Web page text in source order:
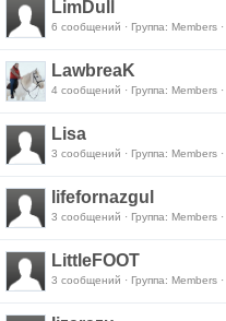
LimDull
6 сообщений · Группа: Members ·
LawbreaK
4 сообщений · Группа: Members ·
Lisa
3 сообщений · Группа: Members ·
lifefornazgul
3 сообщений · Группа: Members ·
LittleFOOT
3 сообщений · Группа: Members ·